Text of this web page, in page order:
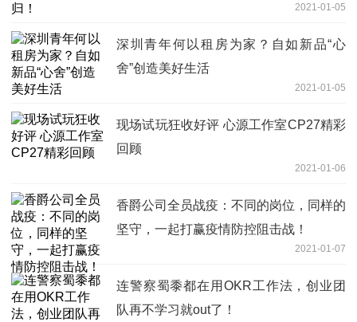
2021-01-05
深圳青年何以租房为家？自如新品“心
舍”创造美好生活
2021-01-05
现场试玩狂收好评 心源工作室CP27精彩
回顾
2021-01-06
香爵公司全员战疫：不同的岗位，同样的
坚守，一起打赢疫情防控阻击战！
2021-01-07
连警察蜀黍都在用OKR工作法，创业团
队再不学习就out了！